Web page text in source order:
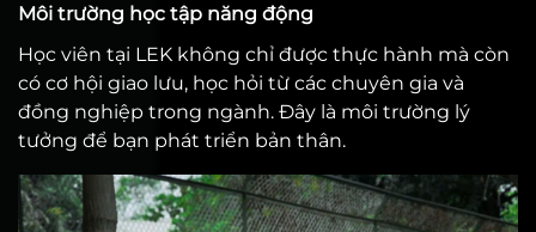
Môi trường học tập năng động
Học viên tại LEK không chỉ được thực hành mà còn
có cơ hội giao lưu, học hỏi từ các chuyên gia và
đồng nghiệp trong ngành. Đây là môi trường lý
tưởng để bạn phát triển bản thân.